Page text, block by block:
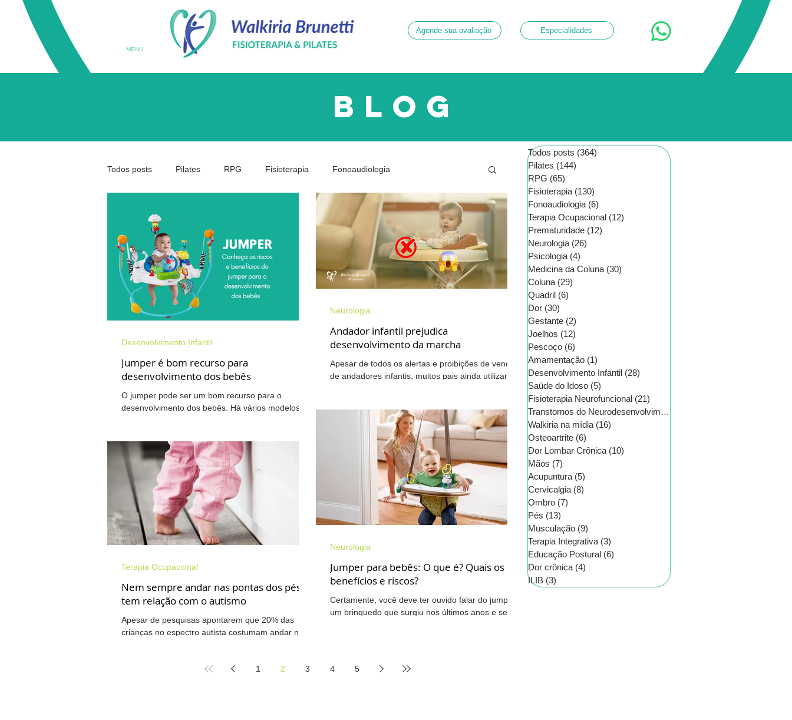
MENU
Agende sua avaliação Especialidades
blog
Todos posts Pilates RPG Fisioterapia Fonoaudiologia
Terapia Ocupacional Neurologia Psicologia
Medicina da Coluna Coluna Gestante Joelhos
Pescoço Amamentação Desenvolvimento Infantil
Fisioterapia Neurofuncional
Walkiria na mídia Osteoartrite Dor Lombar Crônica
Cervicalgia Ombro Pés Terapia Integrativa
Jumper é bom recurso para
desenvolvimento dos bebês
O jumper pode ser um bom recurso para o
desenvolvimento dos bebês. Há vários modelos de
Desenvolvimento Infantil
Andador infantil prejudica
desenvolvimento da marcha
Apesar de todos os alertas e proibições de venda
de andadores infantis, muitos pais ainda utilizam o
Neurologia
Nem sempre andar nas pontas dos pés
tem relação com o autismo
Apesar de pesquisas apontarem que 20% das
crianças no espectro autista costumam andar nas
Terapia Ocupacional
Jumper para bebês: O que é? Quais os
benefícios e riscos?
Certamente, você deve ter ouvido falar do jumper,
um brinquedo que surgiu nos últimos anos e serve
Neurologia
1 2 3 4 5
CATEGORIAS
Todos posts (364)
Pilates (144)
RPG (65)
Fisioterapia (130)
Fonoaudiologia (6)
Terapia Ocupacional (12)
Prematuridade (12)
Neurologia (26)
Psicologia (4)
Medicina da Coluna (30)
Coluna (29)
Quadril (6)
Dor (30)
Gestante (2)
Joelhos (12)
Pescoço (6)
Amamentação (1)
Desenvolvimento Infantil (28)
Saúde do Idoso (5)
Fisioterapia Neurofuncional (21)
Transtornos do Neurodesenvolvimento
Walkiria na mídia (16)
Osteoartrite (6)
Dor Lombar Crônica (10)
Mãos (7)
Acupuntura (5)
Cervicalgia (8)
Ombro (7)
Pés (13)
Musculação (9)
Terapia Integrativa (3)
Educação Postural (6)
Dor crônica (4)
ILIB (3)